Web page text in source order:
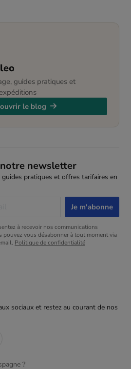
guides pratiques et
le blog
sociaux et restez au courant de nos
?
newsletter
guides pratiques et offres tarifaires en
à recevoir nos communications
pouvez vous désabonner à tout moment via
Politique de confidentialité